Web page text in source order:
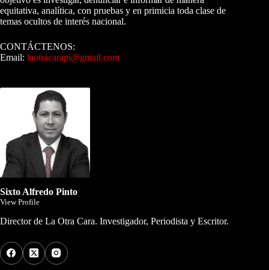
equitativa, analítica, con pruebas y en primicia toda clase de
temas ocultos de interés nacional.
CONTÁCTENOS:
Email: laotracarapi@gmail.com
Sixto Alfredo Pinto
View Profile
Director de La Otra Cara. Investigador, Periodista y Escritor.